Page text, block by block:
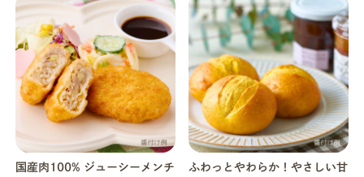
国産肉100% ジューシーメンチ
ふわっとやわらか！やさしい甘